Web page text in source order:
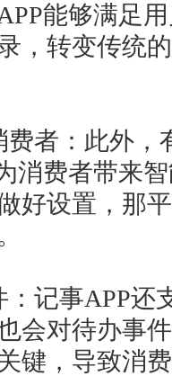
能够满足
，转变传统
者：此外
消费者带来
好设置，那
记事APP还
会对待办事
键，导致消